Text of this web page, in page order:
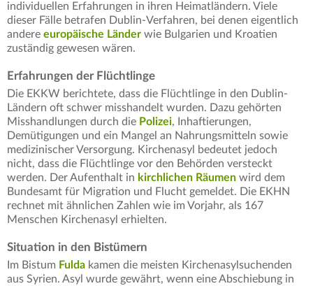
individuellen Erfahrungen in ihren Heimatländern. Viele
dieser Fälle betrafen Dublin-Verfahren, bei denen eigentlich
andere europäische Länder wie Bulgarien und Kroatien
zuständig gewesen wären.
Erfahrungen der Flüchtlinge
Die EKKW berichtete, dass die Flüchtlinge in den Dublin-
Ländern oft schwer misshandelt wurden. Dazu gehörten
Misshandlungen durch die Polizei, Inhaftierungen,
Demütigungen und ein Mangel an Nahrungsmitteln sowie
medizinischer Versorgung. Kirchenasyl bedeutet jedoch
nicht, dass die Flüchtlinge vor den Behörden versteckt
werden. Der Aufenthalt in kirchlichen Räumen wird dem
Bundesamt für Migration und Flucht gemeldet. Die EKHN
rechnet mit ähnlichen Zahlen wie im Vorjahr, als 167
Menschen Kirchenasyl erhielten.
Situation in den Bistümern
Im Bistum Fulda kamen die meisten Kirchenasylsuchenden
aus Syrien. Asyl wurde gewährt, wenn eine Abschiebung in